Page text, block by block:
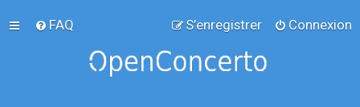
FAQ Connexion
S’enregistrer